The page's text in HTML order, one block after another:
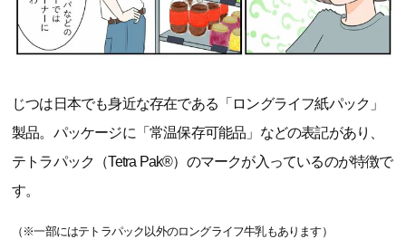
じつは日本でも身近な存在である「ロングライフ紙パック」
製品。パッケージに「常温保存可能品」などの表記があり、
テトラパック（Tetra Pak®）のマークが入っているのが特徴で
す。
（※一部にはテトラパック以外のロングライフ牛乳もあります）